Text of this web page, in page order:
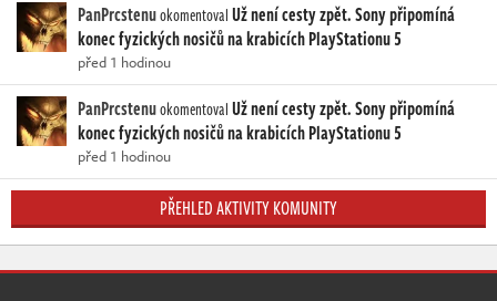
PanPrcstenuokomentovalUž není cesty zpět. Sony připomíná
konec fyzických nosičů na krabicích PlayStationu 5
před 1 hodinou
PanPrcstenuokomentovalUž není cesty zpět. Sony připomíná
konec fyzických nosičů na krabicích PlayStationu 5
před 1 hodinou
PŘEHLED AKTIVITY KOMUNITY